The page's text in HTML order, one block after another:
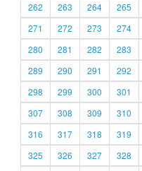
262
263 264 265
271
272 273 274
280
281 282 283
289
290 291 292
298
299 300 301
307
308 309 310
316
317 318 319
325
326 327 328